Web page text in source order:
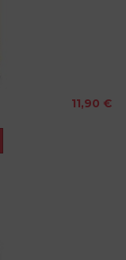
11,90 €